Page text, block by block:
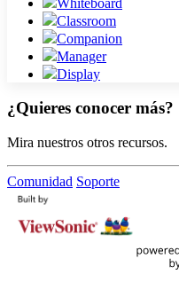
Classroom
Companion
Manager
Display
¿Quieres conocer más?
Mira nuestros otros recursos.
Comunidad Soporte